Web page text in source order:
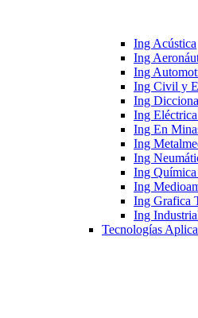
Ing Acústica
Ing
Ing
Ing Civil y
Ing
Ing
Ing En
Ing
Ing
Ing
Ing
Ing Grafica
Ing
Tecnologías